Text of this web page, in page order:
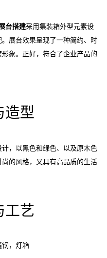
台搭建采用集装箱外型元素设
展台效果呈现了一种简约、时
象。正好，符合了企业产品的
造型
，以黑色和绿色、以及原木色
的风格，又具有高品质的生活
工艺
钢，灯箱